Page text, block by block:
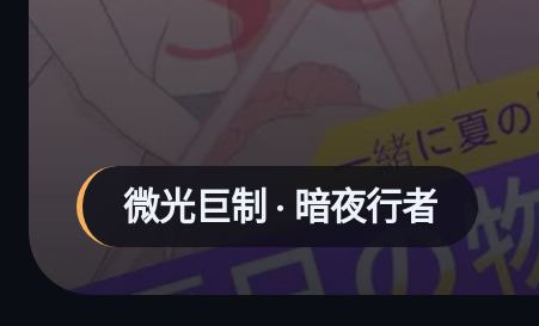
热剧独播 · 微光时代